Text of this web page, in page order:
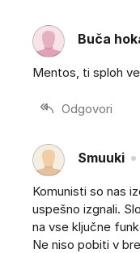
Buča
Mentos, ti sploh
Odgovori
Smuuki
Komunisti so nas
uspešno izgnali.
na vse ključne
Ne niso pobiti v